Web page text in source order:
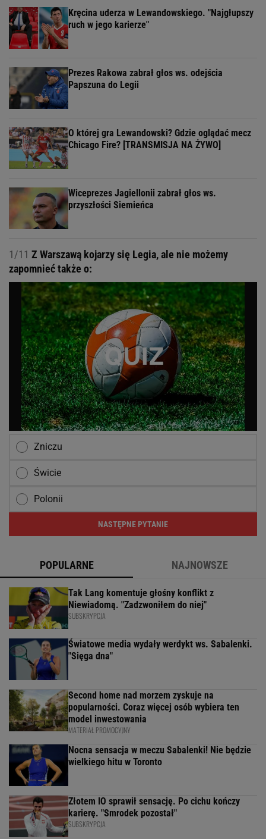
Kręcina uderza w Lewandowskiego. "Najgłupszy
ruch w jego karierze"
Prezes Rakowa zabrał głos ws. odejścia
Papszuna do Legii
O której gra Lewandowski? Gdzie oglądać mecz
Chicago Fire? [TRANSMISJA NA ŻYWO]
Wiceprezes Jagiellonii zabrał głos ws.
przyszłości Siemieńca
1/11 Z Warszawą kojarzy się Legia, ale nie możemy
zapomnieć także o:
Zniczu
Świcie
Polonii
NASTĘPNE PYTANIE
POPULARNE NAJNOWSZE
Tak Lang komentuje głośny konflikt z
Niewiadomą. "Zadzwoniłem do niej"
SUBSKRYPCJA
Światowe media wydały werdykt ws. Sabalenki.
"Sięga dna"
Second home nad morzem zyskuje na
popularności. Coraz więcej osób wybiera ten
model inwestowania
MATERIAŁ PROMOCYJNY
Nocna sensacja w meczu Sabalenki! Nie będzie
wielkiego hitu w Toronto
Złotem IO sprawił sensację. Po cichu kończy
karierę. "Smrodek pozostał"
SUBSKRYPCJA